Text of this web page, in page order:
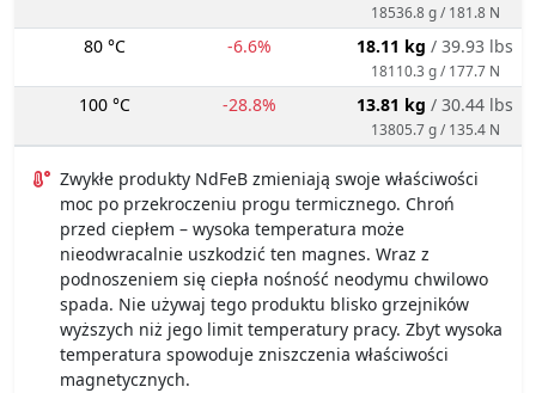
18536.8 g / 181.8 N
80 °C -6.6% 18.11 kg / 39.93 lbs
18110.3 g / 177.7 N
100 °C -28.8% 13.81 kg / 30.44 lbs
13805.7 g / 135.4 N
Zwykłe produkty NdFeB zmieniają swoje właściwości
moc po przekroczeniu progu termicznego. Chroń
przed ciepłem – wysoka temperatura może
nieodwracalnie uszkodzić ten magnes. Wraz z
podnoszeniem się ciepła nośność neodymu chwilowo
spada. Nie używaj tego produktu blisko grzejników
wyższych niż jego limit temperatury pracy. Zbyt wysoka
temperatura spowoduje zniszczenia właściwości
magnetycznych.